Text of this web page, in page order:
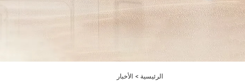
الرئيسية > الأخبار